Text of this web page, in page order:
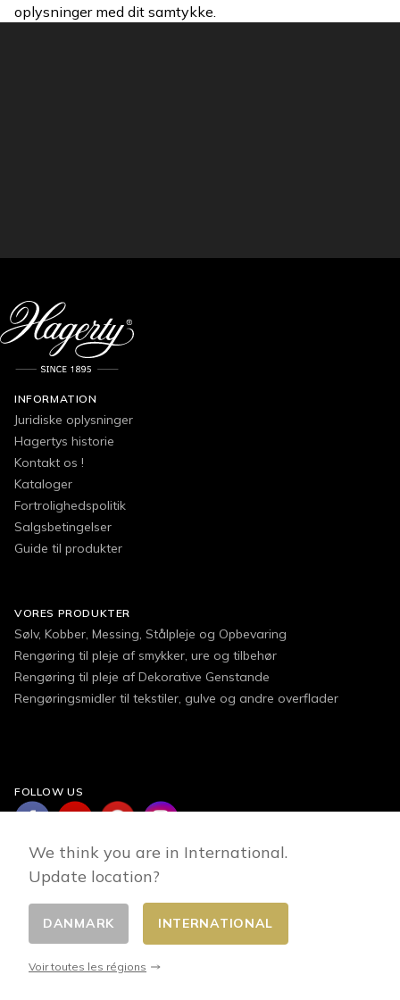
oplysninger med dit samtykke.
INFORMATION
Juridiske oplysninger
Hagertys historie
Kontakt os !
Kataloger
Fortrolighedspolitik
Salgsbetingelser
Guide til produkter
VORES PRODUKTER
Sølv, Kobber, Messing, Stålpleje og Opbevaring
Rengøring til pleje af smykker, ure og tilbehør
Rengøring til pleje af Dekorative Genstande
Rengøringsmidler til tekstiler, gulve og andre overflader
FOLLOW US
Changer de pays
We think you are in International.
Update location?
DANMARK INTERNATIONAL
Voir toutes les régions